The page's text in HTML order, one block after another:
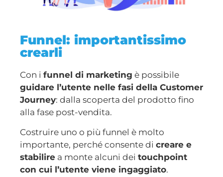
Funnel: importantissimo
crearli
Con i funnel di marketing è possibile
guidare l’utente nelle fasi della Customer
Journey: dalla scoperta del prodotto fino
alla fase post-vendita.
Costruire uno o più funnel è molto
importante, perché consente di creare e
stabilire a monte alcuni dei touchpoint
con cui l’utente viene ingaggiato.